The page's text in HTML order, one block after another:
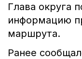
Глава округа
информацию
маршрута.
Ранее